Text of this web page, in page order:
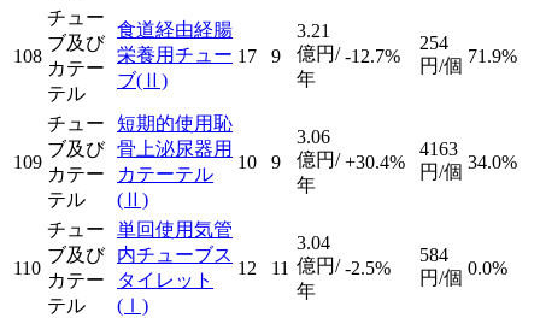
108
チュー
ブ及び
カテー
テル
食道経由経腸
栄養用チュー
ブ(Ⅱ)
17 9
3.21
億円/
年
-12.7%
254
円/個 71.9%
109
チュー
ブ及び
カテー
テル
短期的使用恥
骨上泌尿器用
カテーテル
(Ⅱ)
10 9
3.06
億円/
年
+30.4%
4163
円/個 34.0%
110
チュー
ブ及び
カテー
テル
単回使用気管
内チューブス
タイレット
(Ⅰ)
12 11
3.04
億円/
年
-2.5%
584
円/個 0.0%